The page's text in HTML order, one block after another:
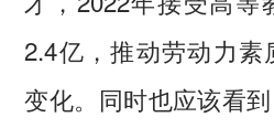
2.4亿，推动劳动力
变化。同时也应该看